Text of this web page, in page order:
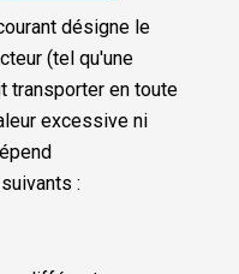
désigne le
(tel qu'une
transporter en toute
excessive ni
: